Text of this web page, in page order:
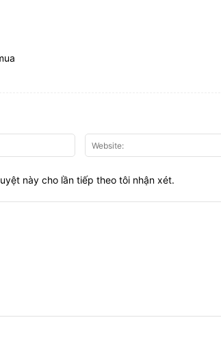
Email:*
này cho lần tiếp theo tôi nhận xét.